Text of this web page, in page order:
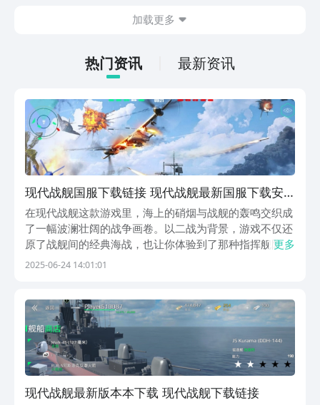
战舰最新版下载链接分享供各位参考，希
加载更多
热门资讯 最新资讯
现代战舰国服下载链接 现代战舰最新国服下载安
装链接
在现代战舰这款游戏里，海上的硝烟与战舰的轰鸣交织成
了一幅波澜壮阔的战争画卷。以二战为背景，游戏不仅还
原了战舰间的经典海战，也让你体验到了那种指挥舰队，
决胜千里的感觉。今天小编就带来现代战舰国服下载链
于...
更多
2025-06-24 14:01:01
现代战舰最新版本本下载 现代战舰下载链接